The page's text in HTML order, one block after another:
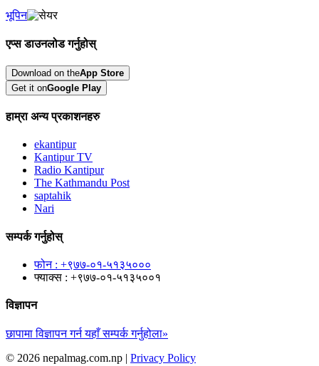
भूपिन
एप्स डाउनलोड गर्नुहोस्
Download on theApp Store
Get it onGoogle Play
हाम्रा अन्य प्रकाशनहरु
ekantipur
Kantipur TV
Radio Kantipur
The Kathmandu Post
saptahik
Nari
सम्पर्क गर्नुहोस्
फोन : +९७७-०१-५१३५०००
फ्याक्स : +९७७-०१-५१३५००१
विज्ञापन
छापामा विज्ञापन गर्न यहाँ सम्पर्क गर्नुहोला»
© 2026 nepalmag.com.np | Privacy Policy